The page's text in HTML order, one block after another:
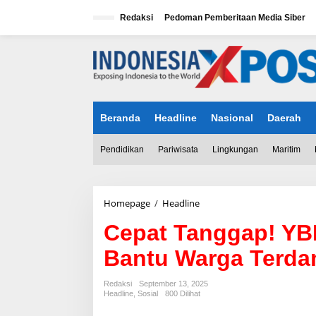
Redaksi Pedoman Pemberitaan Media Siber
Beranda Headline Nasional Daerah
Pendidikan Pariwisata Lingkungan Maritim
Homepage / Headline
p
a
t
T
a
n
Cepat Tanggap!
Bantu Warga
Redaksi
September 13, 2025
Headline Sosial 800 Dilihat